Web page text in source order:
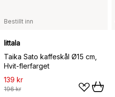
Bestillt inn
Iittala
Taika Sato kaffeskål Ø15 cm,
Hvit-flerfarget
139 kr
196 kr